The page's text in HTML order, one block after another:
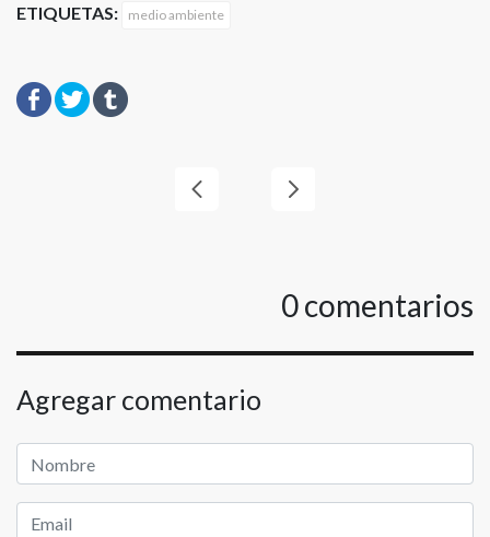
ETIQUETAS: medio ambiente
0comentarios
Agregar comentario